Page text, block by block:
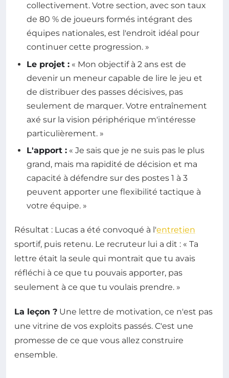
collectivement. Votre section, avec son taux
de 80 % de joueurs formés intégrant des
équipes nationales, est l'endroit idéal pour
continuer cette progression. »
Le projet : « Mon objectif à 2 ans est de
devenir un meneur capable de lire le jeu et
de distribuer des passes décisives, pas
seulement de marquer. Votre entraînement
axé sur la vision périphérique m'intéresse
particulièrement. »
L'apport : « Je sais que je ne suis pas le plus
grand, mais ma rapidité de décision et ma
capacité à défendre sur des postes 1 à 3
peuvent apporter une flexibilité tactique à
votre équipe. »
Résultat : Lucas a été convoqué à l'entretien
sportif, puis retenu. Le recruteur lui a dit : « Ta
lettre était la seule qui montrait que tu avais
réfléchi à ce que tu pouvais apporter, pas
seulement à ce que tu voulais prendre. »
La leçon ? Une lettre de motivation, ce n'est pas
une vitrine de vos exploits passés. C'est une
promesse de ce que vous allez construire
ensemble.